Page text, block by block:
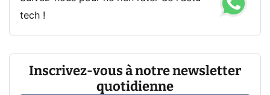
tech !
Inscrivez-vous à notre newsletter
quotidienne